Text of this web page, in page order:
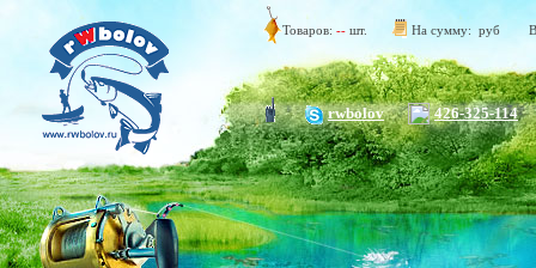
Товаров: -- шт. На сумму: руб
rwbolov 426-325-114